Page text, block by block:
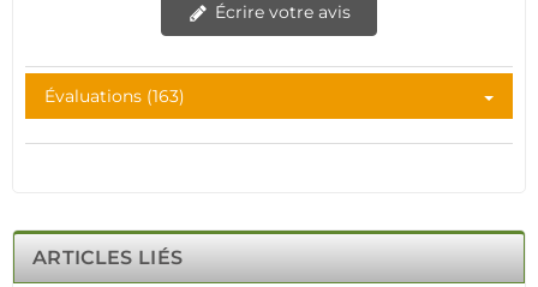
Écrire votre avis
Évaluations (163)
ARTICLES LIÉS